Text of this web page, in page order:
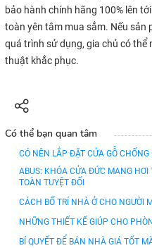
bảo hành chính hãng 100% lên
toàn yên tâm mua sắm. Nếu
quá trình sử dụng, gia chủ có thể
thuật khắc phục.
Có thể bạn quan tâm
CÓ NÊN LẮP ĐẶT CỬA GỖ
ABUS: KHÓA CỬA ĐỨC MANG
TOÀN TUYỆT ĐỐI
CÁCH BỐ TRÍ NHÀ Ở CHO NGƯỜI
NHỮNG THIẾT KẾ GIÚP CHO
BÍ QUYẾT ĐỂ BÁN NHÀ GIÁ TỐT